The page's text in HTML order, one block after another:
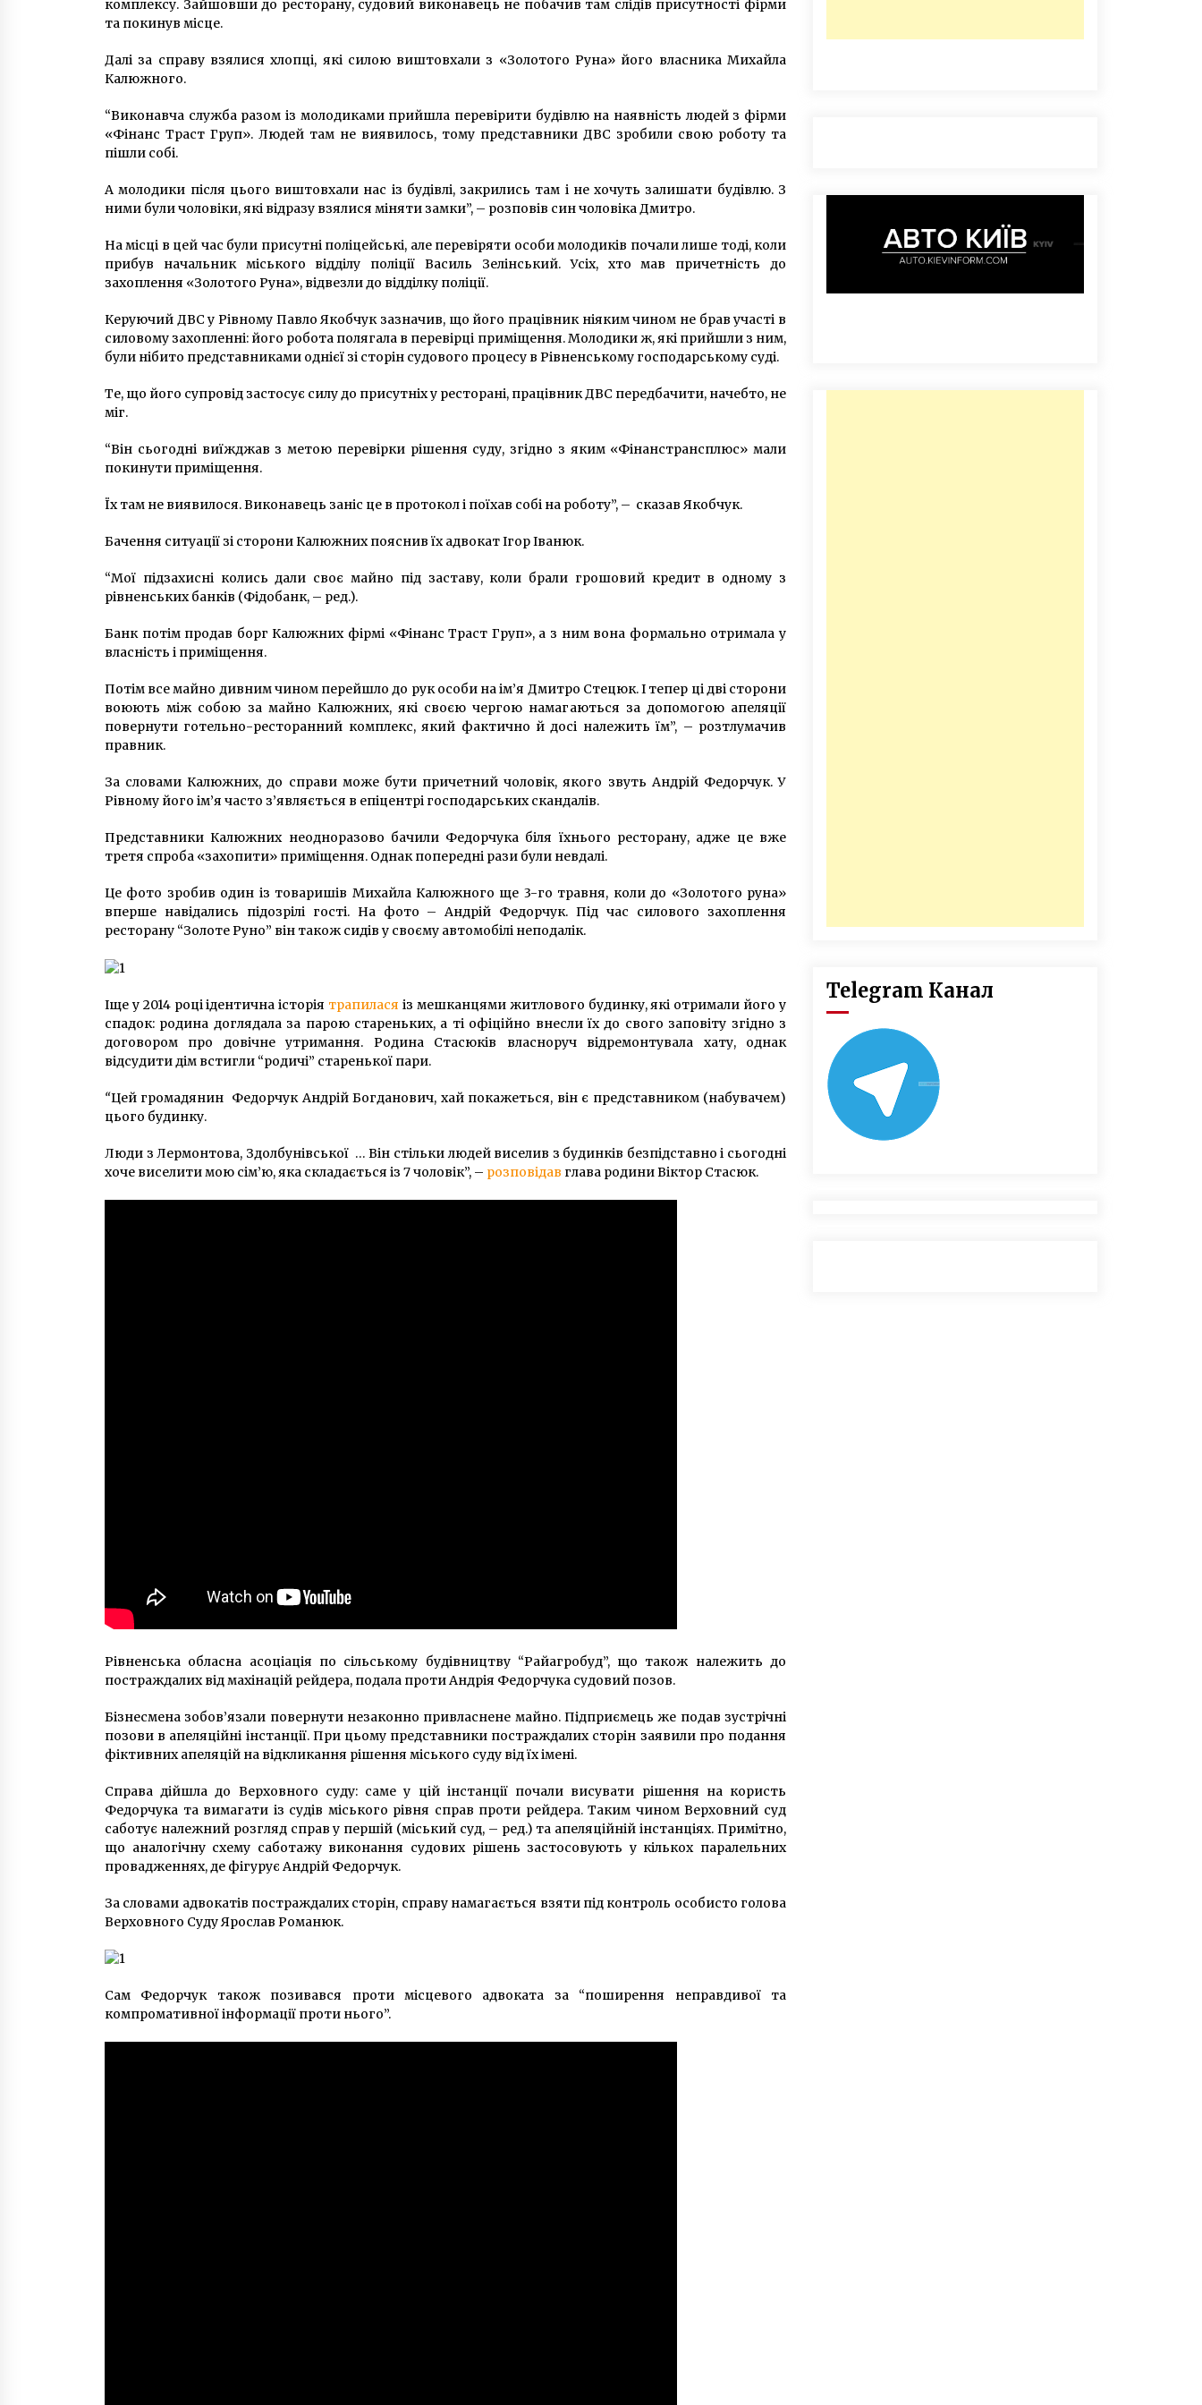
комплексу. Зайшовши до ресторану, судовий виконавець не побачив там слідів присутності фірми
та покинув місце.
Далі за справу взялися хлопці, які силою виштовхали з «Золотого Руна» його власника Михайла
Калюжного.
“Виконавча служба разом із молодиками прийшла перевірити будівлю на наявність людей з фірми
«Фінанс Траст Груп». Людей там не виявилось, тому представники ДВС зробили свою роботу та
пішли собі.
А молодики після цього виштовхали нас із будівлі, закрились там і не хочуть залишати будівлю. З
ними були чоловіки, які відразу взялися міняти замки”, – розповів син чоловіка Дмитро.
На місці в цей час були присутні поліцейські, але перевіряти особи молодиків почали лише тоді, коли
прибув начальник міського відділу поліції Василь Зелінський. Усіх, хто мав причетність до
захоплення «Золотого Руна», відвезли до відділку поліції.
Керуючий ДВС у Рівному Павло Якобчук зазначив, що його працівник ніяким чином не брав участі в
силовому захопленні: його робота полягала в перевірці приміщення. Молодики ж, які прийшли з ним,
були нібито представниками однієї зі сторін судового процесу в Рівненському господарському суді.
Те, що його супровід застосує силу до присутніх у ресторані, працівник ДВС передбачити, начебто, не
міг.
“Він сьогодні виїжджав з метою перевірки рішення суду, згідно з яким «Фінанстрансплюс» мали
покинути приміщення.
Їх там не виявилося. Виконавець заніс це в протокол і поїхав собі на роботу”, – сказав Якобчук.
Бачення ситуації зі сторони Калюжних пояснив їх адвокат Ігор Іванюк.
“Мої підзахисні колись дали своє майно під заставу, коли брали грошовий кредит в одному з
рівненських банків (Фідобанк, – ред.).
Банк потім продав борг Калюжних фірмі «Фінанс Траст Груп», а з ним вона формально отримала у
власність і приміщення.
Потім все майно дивним чином перейшло до рук особи на ім’я Дмитро Стецюк. І тепер ці дві сторони
воюють між собою за майно Калюжних, які своєю чергою намагаються за допомогою апеляції
повернути готельно-ресторанний комплекс, який фактично й досі належить їм”, – розтлумачив
правник.
За словами Калюжних, до справи може бути причетний чоловік, якого звуть Андрій Федорчук. У
Рівному його ім’я часто з’являється в епіцентрі господарських скандалів.
Представники Калюжних неодноразово бачили Федорчука біля їхнього ресторану, адже це вже
третя спроба «захопити» приміщення. Однак попередні рази були невдалі.
Це фото зробив один із товаришів Михайла Калюжного ще 3-го травня, коли до «Золотого руна»
вперше навідались підозрілі гості. На фото – Андрій Федорчук. Під час силового захоплення
ресторану “Золоте Руно” він також сидів у своєму автомобілі неподалік.
Іще у 2014 році ідентична історія трапиласяіз мешканцями житлового будинку, які отримали його у
спадок: родина доглядала за парою стареньких, а ті офіційно внесли їх до свого заповіту згідно з
договором про довічне утримання. Родина Стасюків власноруч відремонтувала хату, однак
відсудити дім встигли “родичі” старенької пари.
“Цей громадянин Федорчук Андрій Богданович, хай покажеться, він є представником (набувачем)
цього будинку.
Люди з Лермонтова, Здолбунівської … Він стільки людей виселив з будинків безпідставно і сьогодні
хоче виселити мою сім’ю, яка складається із 7 чоловік”, – розповідав глава родини Віктор Стасюк.
Рівненська обласна асоціація по сільському будівництву “Райагробуд”, що також належить до
постраждалих від махінацій рейдера, подала проти Андрія Федорчука судовий позов.
Бізнесмена зобов’язали повернути незаконно привласнене майно. Підприємець же подав зустрічні
позови в апеляційні інстанції. При цьому представники постраждалих сторін заявили про подання
фіктивних апеляцій на відкликання рішення міського суду від їх імені.
Справа дійшла до Верховного суду: саме у цій інстанції почали висувати рішення на користь
Федорчука та вимагати із судів міського рівня справ проти рейдера. Таким чином Верховний суд
саботує належний розгляд справ у першій (міський суд, – ред.) та апеляційній інстанціях. Примітно,
що аналогічну схему саботажу виконання судових рішень застосовують у кількох паралельних
провадженнях, де фігурує Андрій Федорчук.
За словами адвокатів постраждалих сторін, справу намагається взяти під контроль особисто голова
Верховного Суду Ярослав Романюк.
Сам Федорчук також позивався проти місцевого адвоката за “поширення неправдивої та
компромативної інформації проти нього”.
Telegram Канал